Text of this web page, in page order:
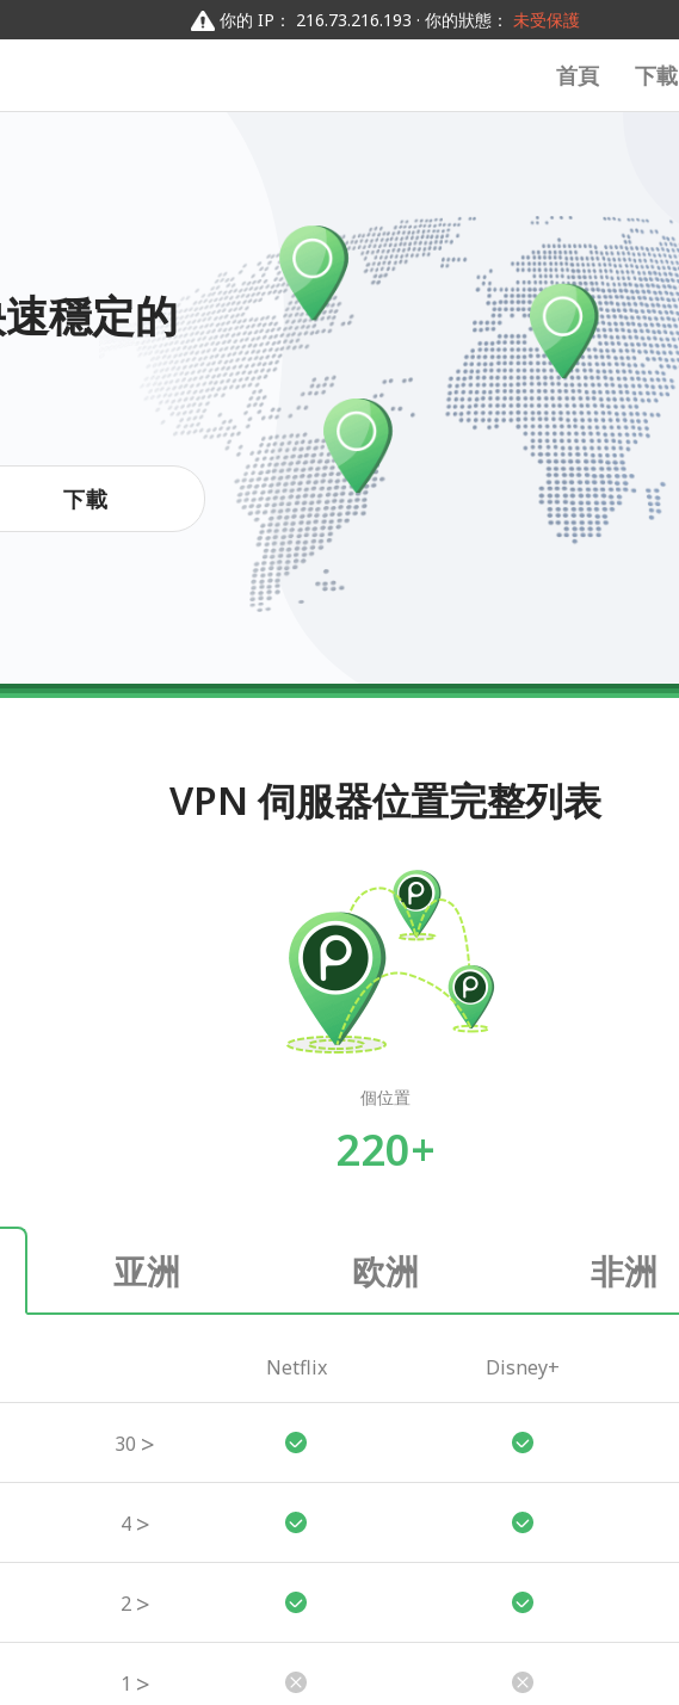
你的 IP： 216.73.216.193 · 你的狀態： 未受保護
首頁 下載
穩定的
下載
VPN 伺服器位置完整列表
個位置
220+
亚洲 欧洲 非洲
Netflix Disney+
30 >
4 >
2 >
1 >